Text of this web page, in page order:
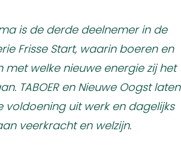
is de derde deelnemer in de
Frisse Start, waarin boeren en
met welke nieuwe energie zij het
TABOER en Nieuwe Oogst laten
voldoening uit werk en dagelijks
veerkracht en welzijn.